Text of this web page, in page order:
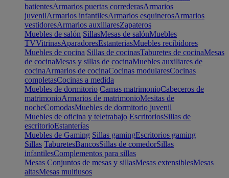
batientesArmarios puertas correderasArmarios
juvenilArmarios infantilesArmarios esquinerosArmarios
vestidoresArmarios auxiliaresZapateros
Muebles de salón SillasMesas de salónMuebles
TVVitrinasAparadoresEstanteriasMuebles recibidores
Muebles de cocina Sillas de cocinasTaburetes de cocinaMesas
de cocinaMesas y sillas de cocinaMuebles auxiliares de
cocinaArmarios de cocinaCocinas modularesCocinas
completasCocinas a medida
Muebles de dormitorio Camas matrimonioCabeceros de
matrimonioArmarios de matrimonioMesitas de
nocheComodasMuebles de dormitorio juvenil
Muebles de oficina y teletrabajo EscritoriosSillas de
escritorioEstanterías
Muebles de Gaming Sillas gamingEscritorios gaming
Sillas TaburetesBancosSillas de comedorSillas
infantilesComplementos para sillas
Mesas Conjuntos de mesas y sillasMesas extensiblesMesas
altasMesas multiusos